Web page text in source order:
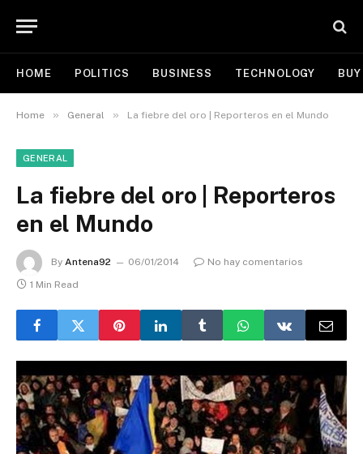
HOME POLITICS BUSINESS TECHNOLOGY
Home » General » La fiebre del oro | Reporteros en el Mundo
GENERAL
La fiebre del oro | Reporteros
en el Mundo
By Antena92 06/01/2014
No hay comentarios
1 Min Read